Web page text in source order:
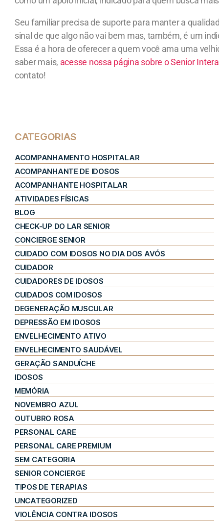
Seu familiar precisa de suporte para manter a
sinal de que algo não vai bem mas, também, é um
Essa é a hora de oferecer a quem você ama uma
saber mais, acesse nossa página sobre o Senior
contato!
CATEGORIAS
ACOMPANHAMENTO HOSPITALAR
ACOMPANHANTE DE IDOSOS
ACOMPANHANTE HOSPITALAR
ATIVIDADES FÍSICAS
BLOG
CHECK-UP DO LAR SENIOR
CONCIERGE SENIOR
CUIDADO COM IDOSOS NO DIA DOS AVÓS
CUIDADOR
CUIDADORES DE IDOSOS
CUIDADOS COM IDOSOS
DEGENERAÇÃO MUSCULAR
DEPRESSÃO EM IDOSOS
ENVELHECIMENTO ATIVO
ENVELHECIMENTO SAUDÁVEL
GERAÇÃO SANDUÍCHE
IDOSOS
MEMÓRIA
NOVEMBRO AZUL
OUTUBRO ROSA
PERSONAL CARE
PERSONAL CARE PREMIUM
SEM CATEGORIA
SENIOR CONCIERGE
TIPOS DE TERAPIAS
UNCATEGORIZED
VIOLÊNCIA CONTRA IDOSOS